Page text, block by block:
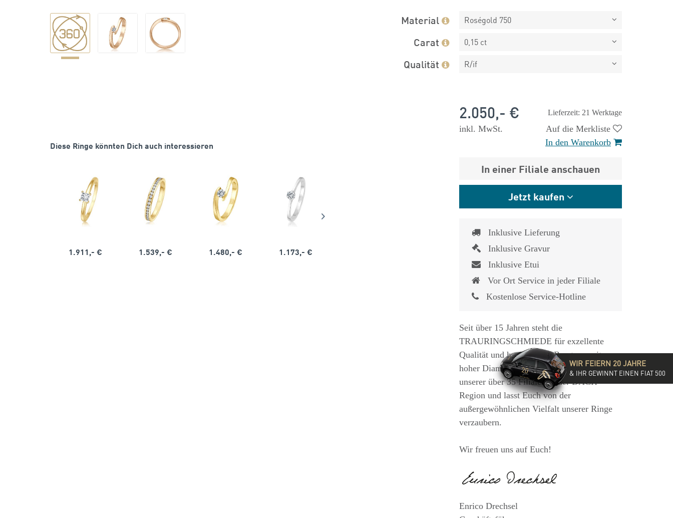
Diese Ringe könnten Dich auch interessieren
1.911,- € 1.539,- € 1.480,- € 1.173,- € 1.825,- €
Material Roségold 750
Carat 0,15 ct
Qualität R/if
Lieferzeit: 21 Werktage
2.050,- €
inkl. MwSt.
Auf die Merkliste
In den Warenkorb
In einer Filiale anschauen
Jetzt kaufen
Inklusive Lieferung
Inklusive Gravur
Inklusive Etui
Vor Ort Service in jeder Filiale
Kostenlose Service-Hotline
Seit über 15 Jahren steht die
TRAURINGSCHMIEDE für exzellente
Qualität und hochwertige Beratung mit
hoher Diamantkompetenz. Besucht eine
unserer über 35 Filialen in der DACH-
Region und lasst Euch von der
außergewöhnlichen Vielfalt unserer Ringe
verzaubern.
Wir freuen uns auf Euch!
Enrico Drechsel
WIR FEIERN 20 JAHRE
& IHR GEWINNT EINEN FIAT 500